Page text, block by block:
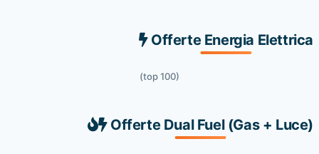
Offerte Energia Elettrica
(top 100)
Offerte Dual Fuel (Gas + Luce)